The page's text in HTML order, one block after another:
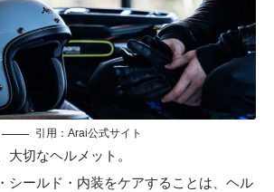
引用： Arai公式サイト
大切なヘルメット。
シールド・内装をケアすることは、ヘル